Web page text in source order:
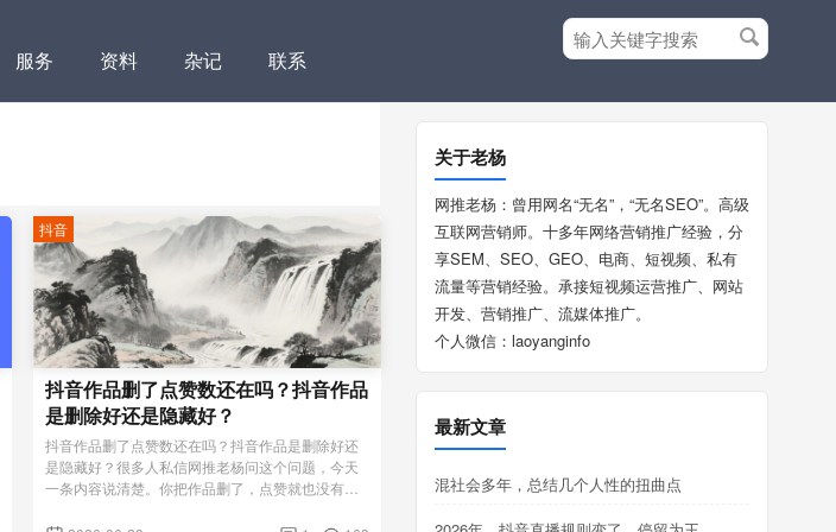
服务 资料 杂记 联系
搜
索
关
抖音
抖音作品删了点赞数还在吗？抖音作品
是删除好还是隐藏好？
抖音作品删了点赞数还在吗？抖音作品是删除好还
是隐藏好？很多人私信网推老杨问这个问题，今天
一条内容说清楚。你把作品删了，点赞就也没有
关于老杨
网推老杨：曾用网名“无名”，“无名SEO”。高级
互联网营销师。十多年网络营销推广经验，分
享SEM、SEO、GEO、电商、短视频、私有
流量等营销经验。承接短视频运营推广、网站
开发、营销推广、流媒体推广。
个人微信：laoyanginfo
最新文章
混社会多年，总结几个人性的扭曲点